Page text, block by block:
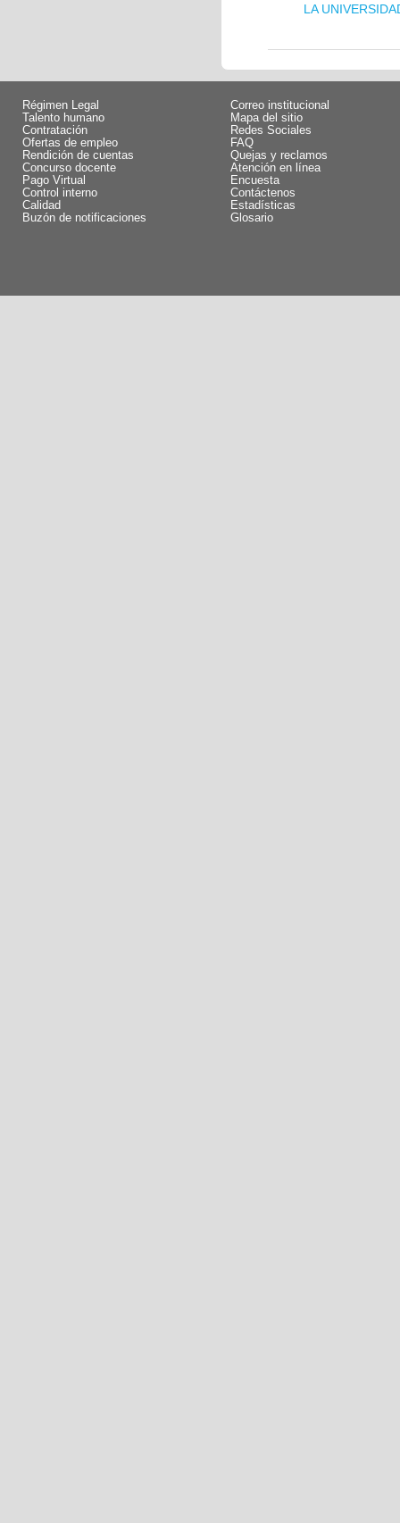
LA
Régimen Legal
Talento humano
Contratación
Ofertas de empleo
Rendición de cuentas
Concurso docente
Pago Virtual
Control interno
Calidad
Buzón de notificaciones
Correo institucional
Mapa del sitio
Redes Sociales
FAQ
Quejas y reclamos
Atención en línea
Encuesta
Contáctenos
Estadísticas
Glosario